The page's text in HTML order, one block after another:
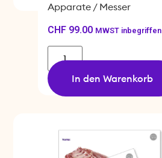
Apparate / Messer
CHF99.00 MWST inbegriffen
In den Warenkorb